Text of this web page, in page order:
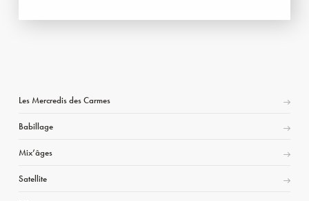
Les Mercredis des Carmes
Babillage
Mix’âges
Satellite